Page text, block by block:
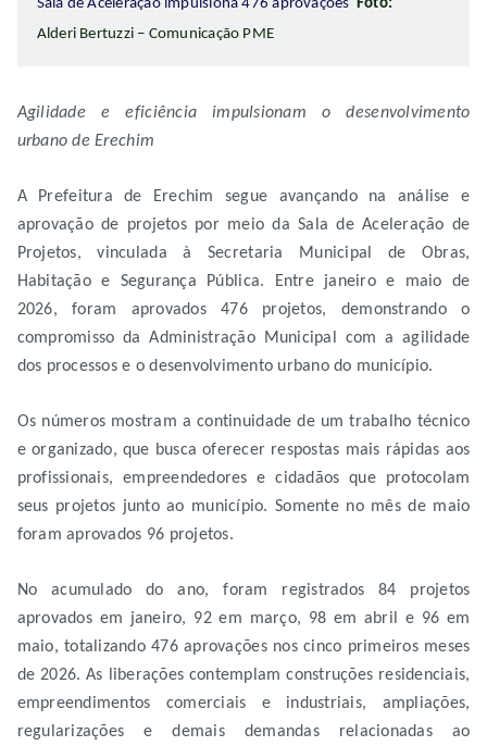
Sala de Aceleração impulsiona 476 aprovaçõesFoto:
Alderi Bertuzzi – Comunicação PME
Agilidade e eficiência impulsionam o desenvolvimento
urbano de Erechim
A Prefeitura de Erechim segue avançando na análise e
aprovação de projetos por meio da Sala de Aceleração de
Projetos, vinculada à Secretaria Municipal de Obras,
Habitação e Segurança Pública. Entre janeiro e maio de
2026, foram aprovados 476 projetos, demonstrando o
compromisso da Administração Municipal com a agilidade
dos processos e o desenvolvimento urbano do município.
Os números mostram a continuidade de um trabalho técnico
e organizado, que busca oferecer respostas mais rápidas aos
profissionais, empreendedores e cidadãos que protocolam
seus projetos junto ao município. Somente no mês de maio
foram aprovados 96 projetos.
No acumulado do ano, foram registrados 84 projetos
aprovados em janeiro, 92 em março, 98 em abril e 96 em
maio, totalizando 476 aprovações nos cinco primeiros meses
de 2026. As liberações contemplam construções residenciais,
empreendimentos comerciais e industriais, ampliações,
regularizações e demais demandas relacionadas ao